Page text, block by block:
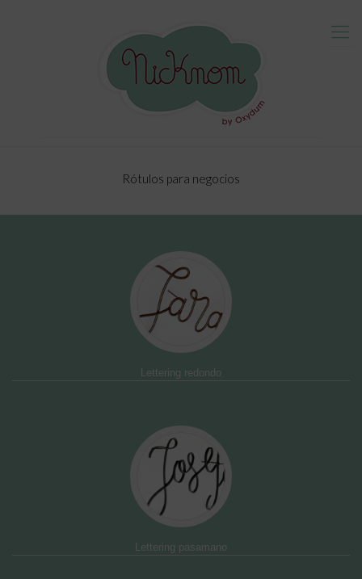
Rótulos para negocios
Lettering redondo
Lettering pasamano